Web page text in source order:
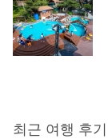
최근 여행 후기